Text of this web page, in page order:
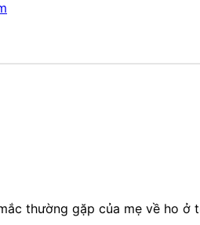
thường gặp của mẹ về ho ở